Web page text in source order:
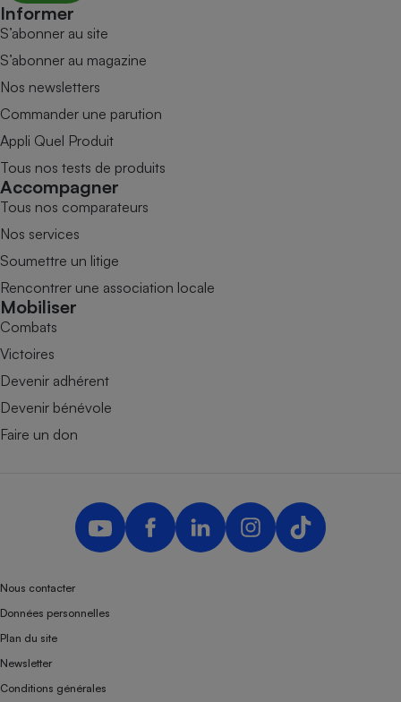
Informer
S’abonner au site
S’abonner au magazine
Nos newsletters
Commander une parution
Appli Quel Produit
Tous nos tests de produits
Accompagner
Tous nos comparateurs
Nos services
Soumettre un litige
Rencontrer une association locale
Mobiliser
Combats
Victoires
Devenir adhérent
Devenir bénévole
Faire un don
Nous contacter
Données personnelles
Plan du site
Newsletter
Conditions générales